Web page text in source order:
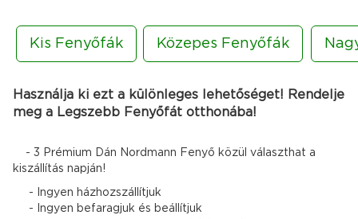
Kis Fenyőfák Közepes Fenyőfák
Használja ki ezt a különleges lehetőséget! Rendelje
meg a Legszebb Fenyőfát otthonába!
- 3 Prémium Dán Nordmann Fenyő közül választhat a
kiszállítás napján!
- Ingyen házhozszállítjuk
- Ingyen befaragjuk és beállítjuk